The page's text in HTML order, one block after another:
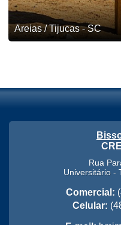
Areias / Tijucas - SC
Rua
Universitário -
Comercial:
Celular: